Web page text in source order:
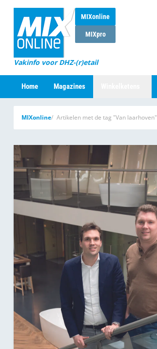
MIXonline
MIXpro
Vakinfo voor DHZ-(r)etail
Home Magazines
MIXonline Artikelen met de tag "Van laarhoven"